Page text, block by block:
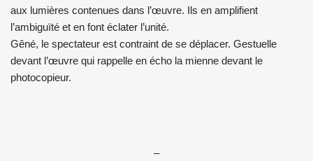
aux lumières contenues dans l’œuvre. Ils en amplifient
l’ambiguïté et en font éclater l’unité.
Gêné, le spectateur est contraint de se déplacer. Gestuelle
devant l’œuvre qui rappelle en écho la mienne devant le
photocopieur.
–